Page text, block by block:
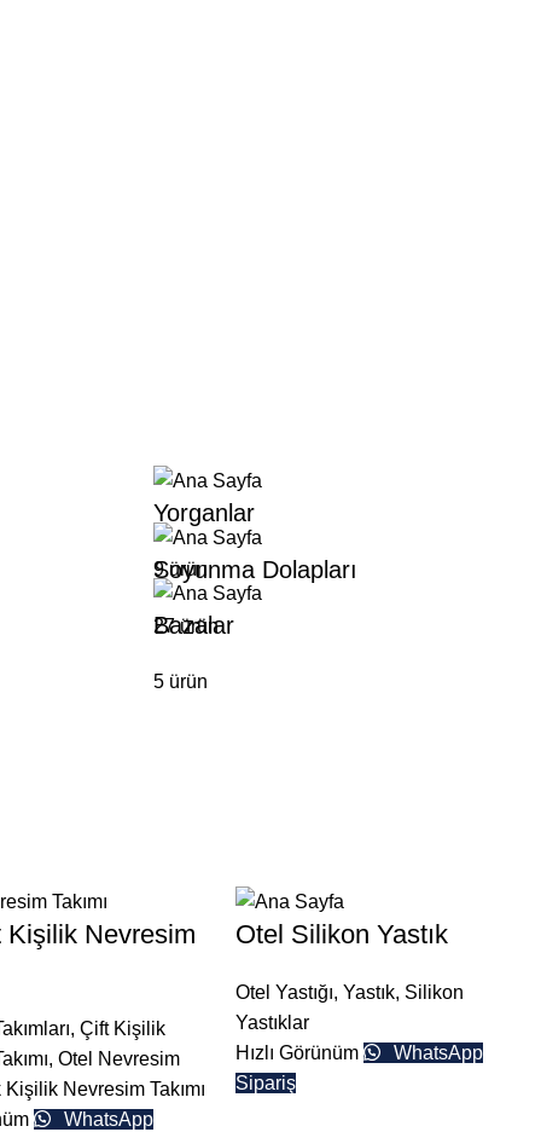
Yorganlar
9 ürün
Soyunma Dolapları
27 ürün
Bazalar
5 ürün
Kişilik Nevresim
,Çift Kişilik
,Otel Nevresim
Kişilik Nevresim Takımı
WhatsApp
Otel Silikon Yastık
Otel Yastığı,Yastık, Silikon
Yastıklar
Hızlı Görünüm
WhatsApp
Sipariş